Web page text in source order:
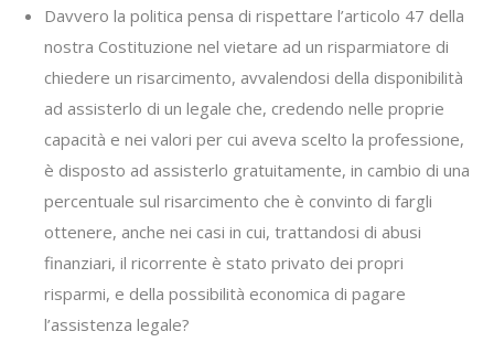
Davvero la politica pensa di rispettare l’articolo 47 della
nostra Costituzione nel vietare ad un risparmiatore di
chiedere un risarcimento, avvalendosi della disponibilità
ad assisterlo di un legale che, credendo nelle proprie
capacità e nei valori per cui aveva scelto la professione,
è disposto ad assisterlo gratuitamente, in cambio di una
percentuale sul risarcimento che è convinto di fargli
ottenere, anche nei casi in cui, trattandosi di abusi
finanziari, il ricorrente è stato privato dei propri
risparmi, e della possibilità economica di pagare
l’assistenza legale?